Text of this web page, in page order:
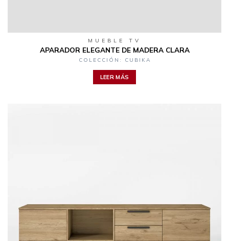
MUEBLE TV
APARADOR ELEGANTE DE MADERA CLARA
COLECCIÓN: CUBIKA
LEER MÁS